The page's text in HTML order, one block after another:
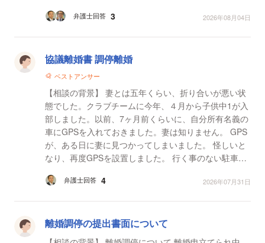
弁護士回答 3 2026年08月04日
協議離婚書 調停離婚
ベストアンサー
【相談の背景】 妻とは五年くらい、折り合いが悪い状
態でした。クラブチームに今年、４月から子供中1が入
部しました。以前、7ヶ月前くらいに、自分所有名義の
車にGPSを入れておきました。妻は知りません。 GPS
が、ある日に妻に見つかってしまいました。 怪しいと
なり、再度GPSを設置しました。 行く事のない駐車場
ド抜...弁護士回答 4 2026年07月31日
離婚調停の提出書面について